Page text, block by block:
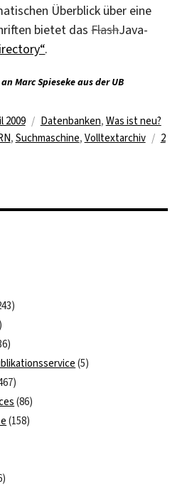
Überblick über eine
bietet dasFlashJava-
.
Marc Spieseke aus der UB
2009 Kategorien
Datenbanken, Was ist neu?
, Suchmaschine, Volltextarchiv
2
(5)
(86)
(158)